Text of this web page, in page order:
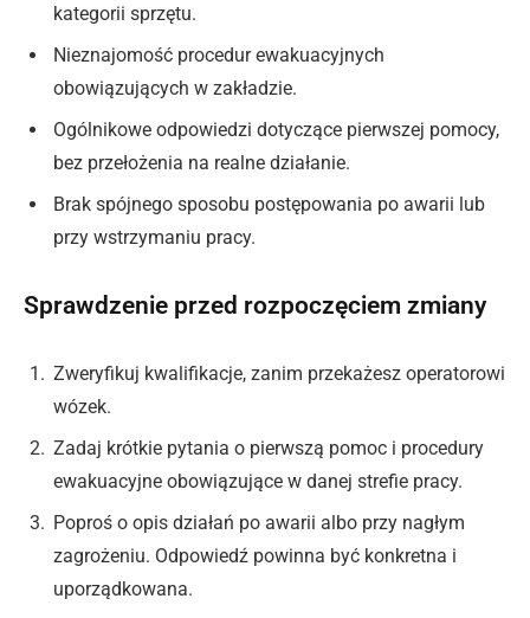
kategorii sprzętu.
Nieznajomość procedur ewakuacyjnych
obowiązujących w zakładzie.
Ogólnikowe odpowiedzi dotyczące pierwszej pomocy,
bez przełożenia na realne działanie.
Brak spójnego sposobu postępowania po awarii lub
przy wstrzymaniu pracy.
Sprawdzenie przed rozpoczęciem zmiany
Zweryfikuj kwalifikacje, zanim przekażesz operatorowi
wózek.
Zadaj krótkie pytania o pierwszą pomoc i procedury
ewakuacyjne obowiązujące w danej strefie pracy.
Poproś o opis działań po awarii albo przy nagłym
zagrożeniu. Odpowiedź powinna być konkretna i
uporządkowana.